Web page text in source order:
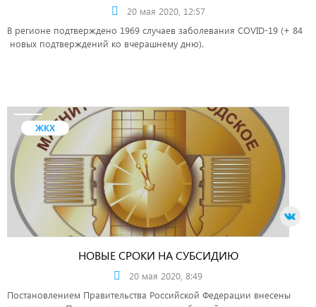
20 мая 2020, 12:57
В регионе подтверждено 1969 случаев заболевания COVID-19 (+ 84
новых подтверждений ко вчерашнему дню). ️
ЖКХ
НОВЫЕ СРОКИ НА СУБСИДИЮ
20 мая 2020, 8:49
Постановлением Правительства Российской Федерации внесены